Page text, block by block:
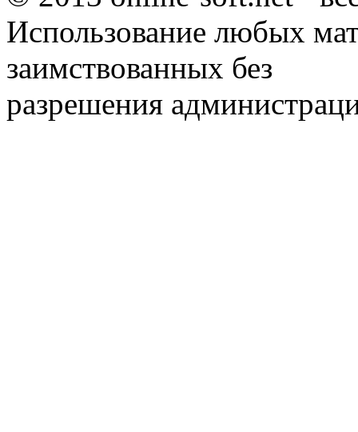
Использование любых
заимствованных без
разрешения